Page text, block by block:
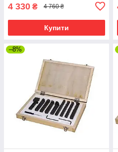
4 330 ₴ 4 760 ₴
Купити
–8%